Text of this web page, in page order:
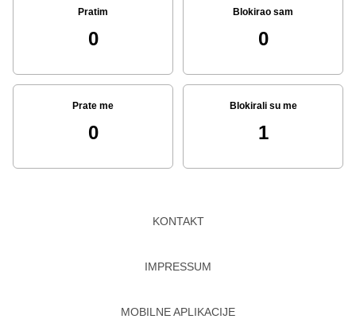
Pratim
0
Blokirao sam
0
Prate me
0
Blokirali su me
1
KONTAKT
IMPRESSUM
MOBILNE APLIKACIJE